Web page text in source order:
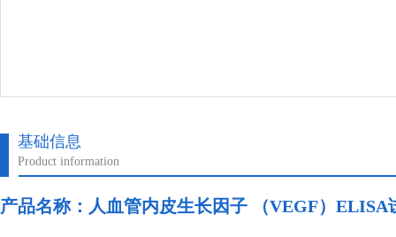
基础信息
Product information
产品名称： 人血管内皮生长因子 （VEGF）ELISA